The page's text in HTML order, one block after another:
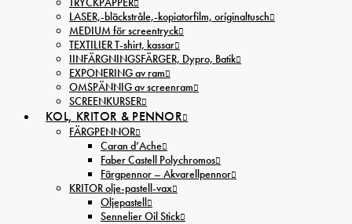
LASER,-bläckstråle,-kopiatorfilm, oríginaltusch
MEDIUM för screentryck
TEXTILIER T-shirt, kassar
IINFÄRGNINGSFÄRGER, Dypro, Batik
EXPONERING av ram
OMSPÄNNIG av screenram
SCREENKURSER
KOL, KRITOR & PENNOR
FÄRGPENNOR
Caran d’Ache
Faber Castell Polychromos
Färgpennor – Akvarellpennor
KRITOR olje-pastell-vax
Oljepastell
Sennelier Oil Stick